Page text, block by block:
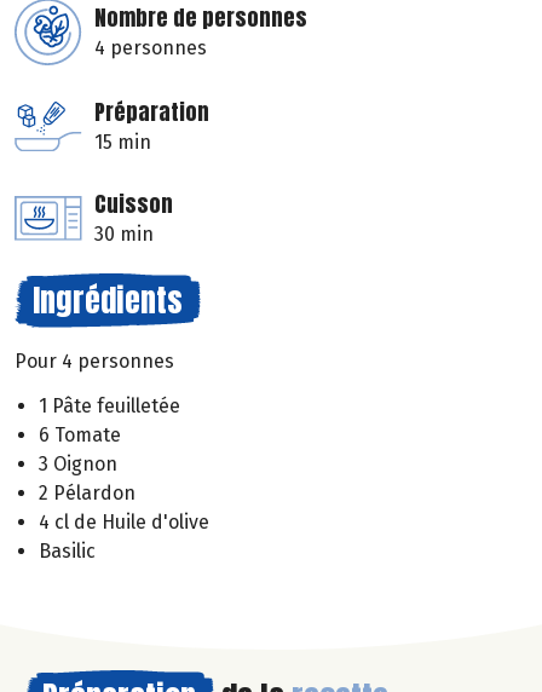
Nombre de personnes
4 personnes
Préparation
15 min
Cuisson
30 min
Ingrédients
Pour 4 personnes
1 Pâte feuilletée
6 Tomate
3 Oignon
2 Pélardon
4 cl de Huile d'olive
Basilic